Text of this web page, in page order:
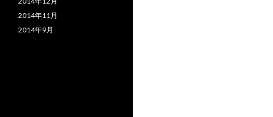
2014年11月
2014年9月